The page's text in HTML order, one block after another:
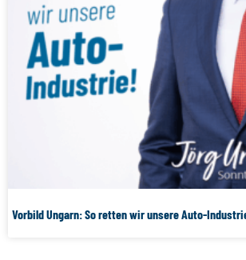
Vorbild Ungarn: So retten wir unsere Auto-